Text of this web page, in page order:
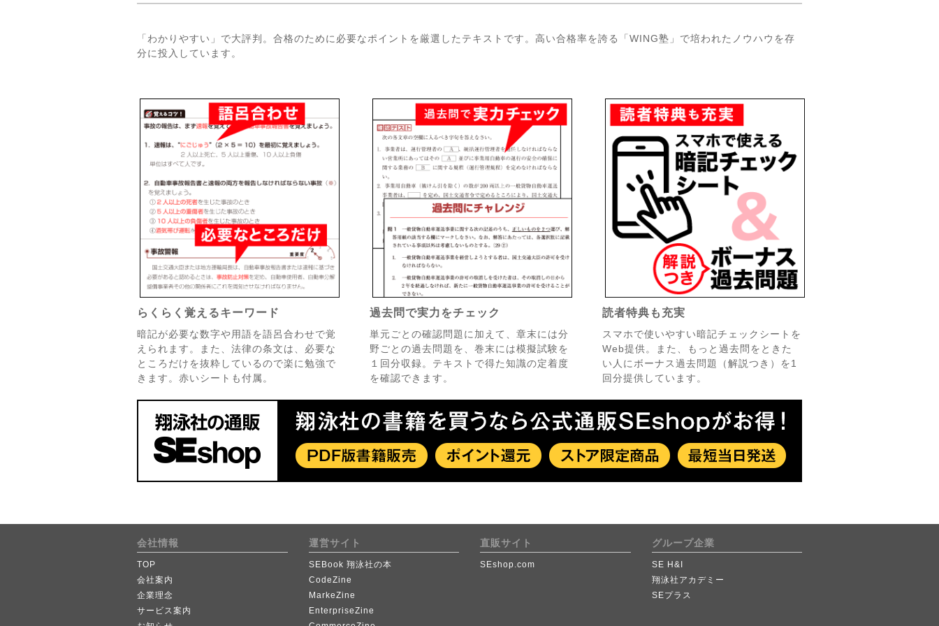
「わかりやすい」で大評判。合格のために必要なポイントを厳選したテキストです。高い合格率を誇る「WING塾」で培われたノウハウを存
分に投入しています。
らくらく覚えるキーワード
暗記が必要な数字や用語を語呂合わせで覚
えられます。また、法律の条文は、必要な
ところだけを抜粋しているので楽に勉強で
きます。赤いシートも付属。
過去問で実力をチェック
単元ごとの確認問題に加えて、章末には分
野ごとの過去問題を、巻末には模擬試験を
１回分収録。テキストで得た知識の定着度
を確認できます。
読者特典も充実
スマホで使いやすい暗記チェックシートを
Web提供。また、もっと過去問をときた
い人にボーナス過去問題（解説つき）を1
回分提供しています。
会社情報
TOP
会社案内
企業理念
サービス案内
運営サイト
SEBook 翔泳社の本
CodeZine
MarkeZine
EnterpriseZine
直販サイト
SEshop.com
グループ企業
SE H&I
翔泳社アカデミー
SEプラス